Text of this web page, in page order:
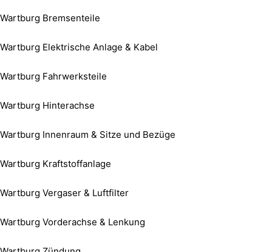
Wartburg Bremsenteile
Wartburg Elektrische Anlage & Kabel
Wartburg Fahrwerksteile
Wartburg Hinterachse
Wartburg Innenraum & Sitze und Bezüge
Wartburg Kraftstoffanlage
Wartburg Vergaser & Luftfilter
Wartburg Vorderachse & Lenkung